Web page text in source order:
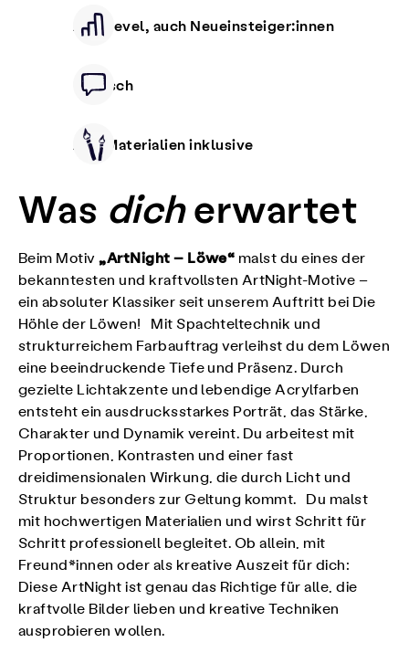
Alle Level, auch Neueinsteiger:innen
Deutsch
Alle Materialien inklusive
Was dicherwartet
Beim Motiv„ArtNight – Löwe“ malst du eines der
bekanntesten und kraftvollsten ArtNight-Motive –
ein absoluter Klassiker seit unserem Auftritt bei Die
Höhle der Löwen! Mit Spachteltechnik und
strukturreichem Farbauftrag verleihst du dem Löwen
eine beeindruckende Tiefe und Präsenz. Durch
gezielte Lichtakzente und lebendige Acrylfarben
entsteht ein ausdrucksstarkes Porträt, das Stärke,
Charakter und Dynamik vereint. Du arbeitest mit
Proportionen, Kontrasten und einer fast
dreidimensionalen Wirkung, die durch Licht und
Struktur besonders zur Geltung kommt. Du malst
mit hochwertigen Materialien und wirst Schritt für
Schritt professionell begleitet. Ob allein, mit
Freund*innen oder als kreative Auszeit für dich:
Diese ArtNight ist genau das Richtige für alle, die
kraftvolle Bilder lieben und kreative Techniken
ausprobieren wollen.